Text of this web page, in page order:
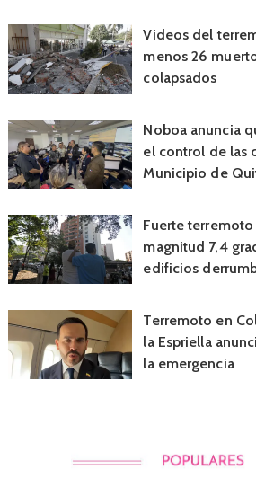
Videos del
menos 26
colapsados
Noboa anuncia
el control de las
Municipio de
Fuerte
magnitud 7,4
edificios
Terremoto en
la Espriella
la emergencia